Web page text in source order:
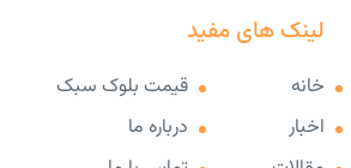
لینک های مفید
خانه
اخبار
قیمت بلوک سبک
درباره ما